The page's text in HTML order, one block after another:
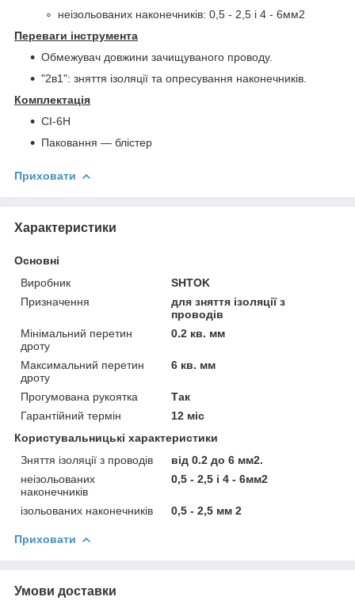
неізольованих наконечників: 0,5 - 2,5 і 4 - 6мм2
Переваги інструмента
Обмежувач довжини зачищуваного проводу.
"2в1": зняття ізоляції та опресування наконечників.
Комплектація
СІ-6Н
Паковання — блістер
Приховати
Характеристики
Основні
Виробник
SHTOK
Призначення
для зняття ізоляції з
проводів
Мінімальний перетин
дроту
0.2 кв. мм
Максимальний перетин
дроту
6 кв. мм
Прогумована рукоятка
Так
Гарантійний термін
12 міс
Користувальницькі характеристики
Зняття ізоляції з проводів
від 0.2 до 6 мм2.
неізольованих
наконечників
0,5 - 2,5 і 4 - 6мм2
ізольованих наконечників 0,5 - 2,5 мм 2
Приховати
Умови доставки